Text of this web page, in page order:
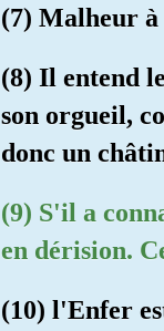
(7) Malheur
(8) Il entend
son orgueil,
donc un
(9) S'il a
en dérision.
(10) l'Enfer